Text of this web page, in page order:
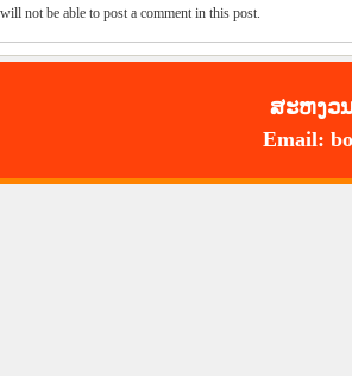
not be able to post a comment in this post.
ສະ​ຫງວ
Email: